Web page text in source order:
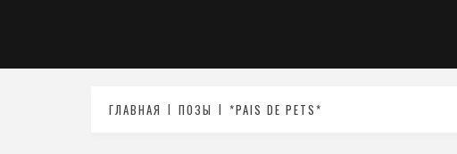
ГЛАВНАЯ ПОЗЫ *PAIS DE PETS*